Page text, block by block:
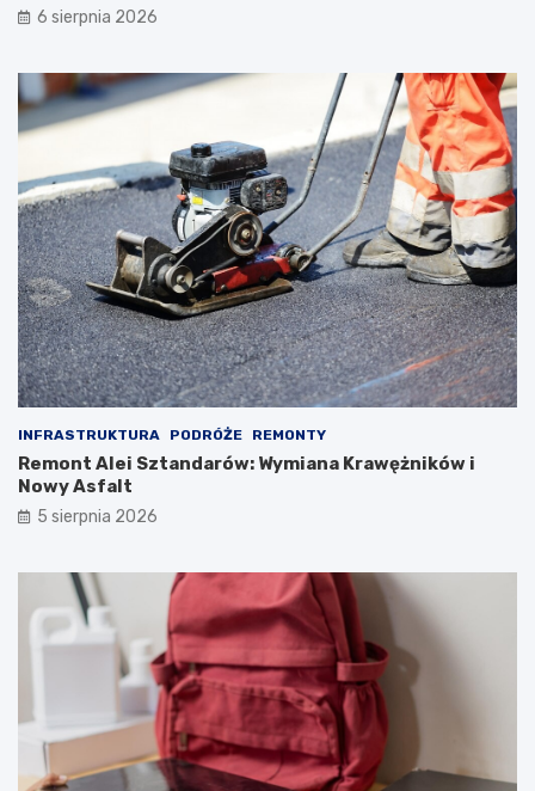
6 sierpnia 2026
INFRASTRUKTURA PODRÓŻE REMONTY
Remont Alei Sztandarów: Wymiana Krawężników i
Nowy Asfalt
5 sierpnia 2026